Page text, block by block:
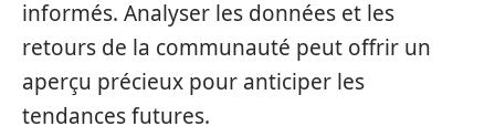
informés. Analyser les données et les
retours de la communauté peut offrir un
aperçu précieux pour anticiper les
tendances futures.